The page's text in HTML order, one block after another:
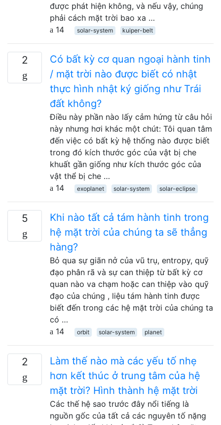
được phát hiện không, và nếu vậy, chúng
phải cách mặt trời bao xa …
14
solar-system kuiper-belt
2
Có bất kỳ cơ quan ngoại hành tinh
/ mặt trời nào được biết có nhật
thực hình nhật ký giống như Trái
đất không?
Điều này phần nào lấy cảm hứng từ câu hỏi
này nhưng hơi khác một chút: Tôi quan tâm
đến việc có bất kỳ hệ thống nào được biết
trong đó kích thước góc của vật bị che
khuất gần giống như kích thước góc của
vật thể bị che …
14
exoplanet solar-system solar-eclipse
5
Khi nào tất cả tám hành tinh trong
hệ mặt trời của chúng ta sẽ thẳng
hàng?
Bỏ qua sự giãn nở của vũ trụ, entropy, quỹ
đạo phân rã và sự can thiệp từ bất kỳ cơ
quan nào va chạm hoặc can thiệp vào quỹ
đạo của chúng , liệu tám hành tinh được
biết đến trong các hệ mặt trời của chúng ta
có …
14
orbit solar-system planet
2
Làm thế nào mà các yếu tố nhẹ
hơn kết thúc ở trung tâm của hệ
mặt trời? Hình thành hệ mặt trời
Các thế hệ sao trước đây nổi tiếng là
nguồn gốc của tất cả các nguyên tố nặng